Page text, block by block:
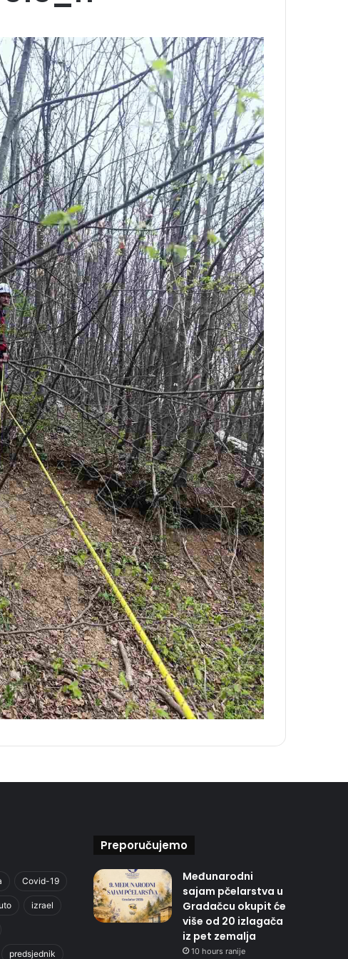
Covid-19
izrael
predsjednik
Preporučujemo
Međunarodni
sajam pčelarstva u
Gradačcu okupit će
više od 20 izlagača
iz pet zemalja
10 hours ranije